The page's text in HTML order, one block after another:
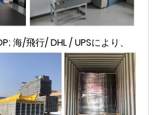
海/飛行/ DHL / UPSにより、